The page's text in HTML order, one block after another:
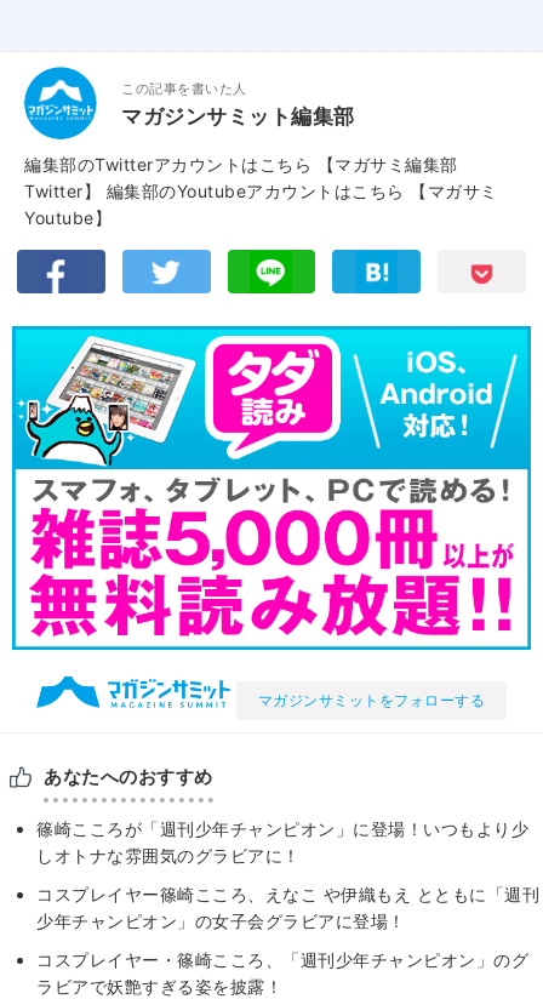
この記事を書いた人
マガジンサミット編集部
編集部のTwitterアカウントはこちら
【マガサミ編集部
Twitter】
編集部のYoutubeアカウントはこちら
【マガサミ
Youtube】
マガジンサミットをフォローする
あなたへのおすすめ
篠崎こころが「週刊少年チャンピオン」に登場！いつもより少
しオトナな雰囲気のグラビアに！
コスプレイヤー篠崎こころ、えなこ や伊織もえ とともに「週刊
少年チャンピオン」の女子会グラビアに登場！
コスプレイヤー・篠崎こころ、「週刊少年チャンピオン」のグ
ラビアで妖艶すぎる姿を披露！